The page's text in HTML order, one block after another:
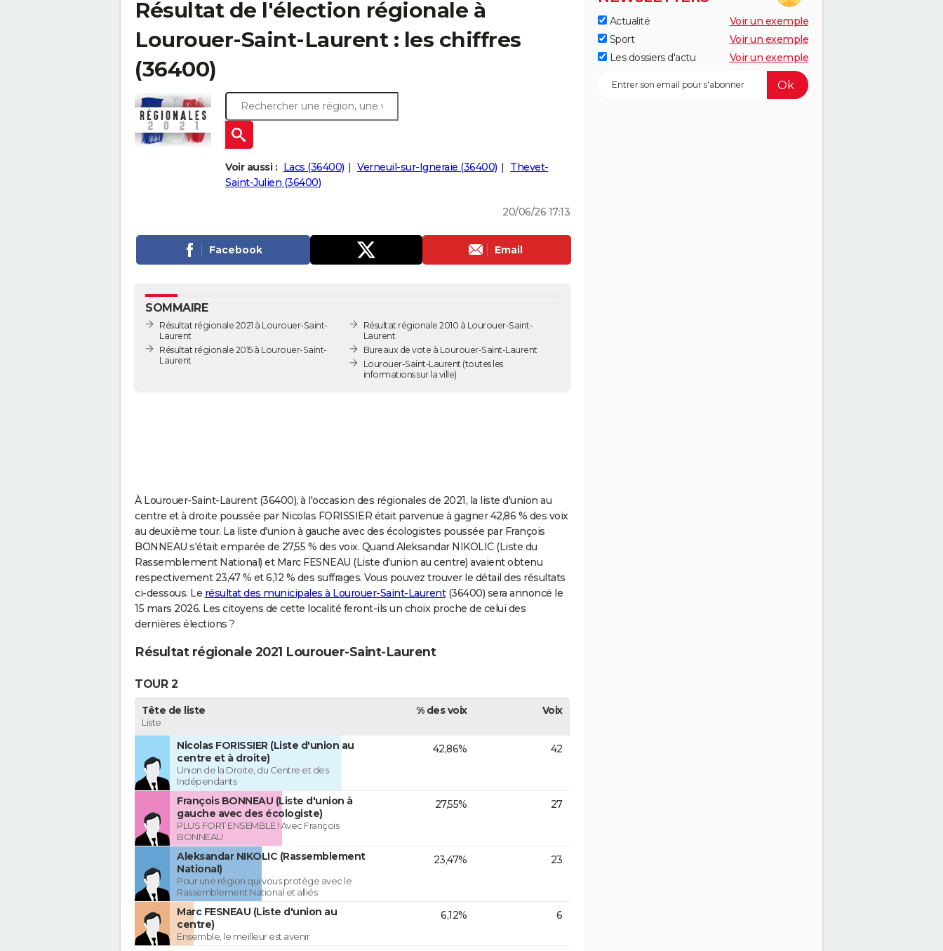
Résultat de l'élection régionale à
Lourouer-Saint-Laurent : les chiffres
(36400)
Voir aussi : Lacs (36400) Verneuil-sur-Igneraie (36400)
Thevet-
Saint-Julien (36400)
20/06/26 17:13
Facebook Email
SOMMAIRE
Résultat régionale 2021 à Lourouer-Saint-
Laurent
Résultat régionale 2015 à Lourouer-Saint-
Laurent
Résultat régionale 2010 à Lourouer-Saint-
Laurent
Bureaux de vote à Lourouer-Saint-Laurent
Lourouer-Saint-Laurent (toutes les
informations sur la ville)
À Lourouer-Saint-Laurent (36400), à l'occasion des régionales de 2021, la liste d'union au
centre et à droite poussée par Nicolas FORISSIER était parvenue à gagner 42,86 % des voix
au deuxième tour. La liste d'union à gauche avec des écologistes poussée par François
BONNEAU s'était emparée de 27,55 % des voix. Quand Aleksandar NIKOLIC (Liste du
Rassemblement National) et Marc FESNEAU (Liste d'union au centre) avaient obtenu
respectivement 23,47 % et 6,12 % des suffrages. Vous pouvez trouver le détail des résultats
ci-dessous. Le résultat des municipales à Lourouer-Saint-Laurent(36400) sera annoncé le
15 mars 2026. Les citoyens de cette localité feront-ils un choix proche de celui des
dernières élections ?
Résultat régionale 2021 Lourouer-Saint-Laurent
TOUR 2
Tête de liste
Liste
% des voix Voix
Nicolas FORISSIER (Liste d'union au
centre et à droite)
Union de la Droite, du Centre et des
Indépendants
42,86% 42
François BONNEAU (Liste d'union à
gauche avec des écologiste)
PLUS FORT ENSEMBLE ! Avec François
BONNEAU
27,55% 27
Aleksandar NIKOLIC (Rassemblement
National)
Pour une région qui vous protège avec le
Rassemblement National et alliés
23,47% 23
Marc FESNEAU (Liste d'union au
centre)
Ensemble, le meilleur est avenir
6,12% 6
Actualité
Voir un exemple
Sport
Voir un exemple
Les dossiers d'actu
Voir un exemple